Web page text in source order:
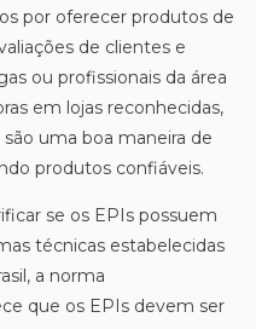
por oferecer produtos de
de clientes e
ou profissionais da área
em lojas reconhecidas,
são uma boa maneira de
produtos confiáveis.
se os EPIs possuem
técnicas estabelecidas
a norma
que os EPIs devem ser